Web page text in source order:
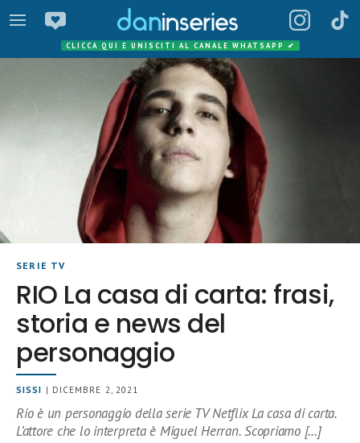
CLICCA QUI E UNISCITI AL CANALE WHATSAPP ✔
SERIE TV
RIO La casa di carta: frasi,
storia e news del
personaggio
SISSI | DICEMBRE 2, 2021
Rio è un personaggio della serie TV Netflix La casa di carta.
L’attore che lo interpreta è Miguel Herran. Scopriamo […]